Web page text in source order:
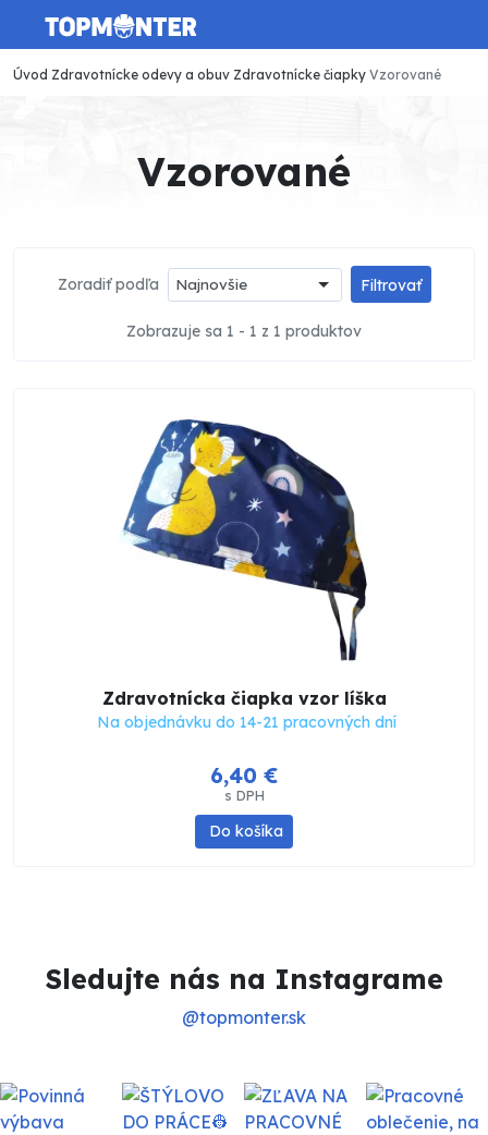
Úvod Zdravotnícke odevy a obuv Zdravotnícke čiapky Vzorované
Vzorované
Zoradiť podľa Najnovšie Filtrovať
Zobrazuje sa 1 - 1 z 1 produktov
Zdravotnícka čiapka vzor líška
Na objednávku do 14-21 pracovných dní
6,40 €
s DPH
Do košíka
Sledujte nás na Instagrame
@topmonter.sk